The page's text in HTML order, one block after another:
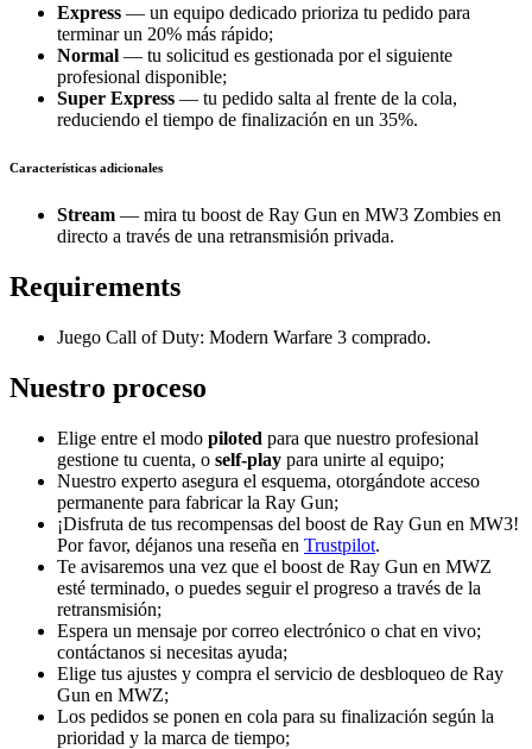
Express — un equipo dedicado prioriza tu pedido para
terminar un 20% más rápido;
Normal — tu solicitud es gestionada por el siguiente
profesional disponible;
Super Express — tu pedido salta al frente de la cola,
reduciendo el tiempo de finalización en un 35%.
Características adicionales
Stream — mira tu boost de Ray Gun en MW3 Zombies en
directo a través de una retransmisión privada.
Requirements
Juego Call of Duty: Modern Warfare 3 comprado.
Nuestro proceso
Elige entre el modo piloted para que nuestro profesional
gestione tu cuenta, o self-play para unirte al equipo;
Nuestro experto asegura el esquema, otorgándote acceso
permanente para fabricar la Ray Gun;
¡Disfruta de tus recompensas del boost de Ray Gun en MW3!
Por favor, déjanos una reseña en Trustpilot.
Te avisaremos una vez que el boost de Ray Gun en MWZ
esté terminado, o puedes seguir el progreso a través de la
retransmisión;
Espera un mensaje por correo electrónico o chat en vivo;
contáctanos si necesitas ayuda;
Elige tus ajustes y compra el servicio de desbloqueo de Ray
Gun en MWZ;
Los pedidos se ponen en cola para su finalización según la
prioridad y la marca de tiempo;